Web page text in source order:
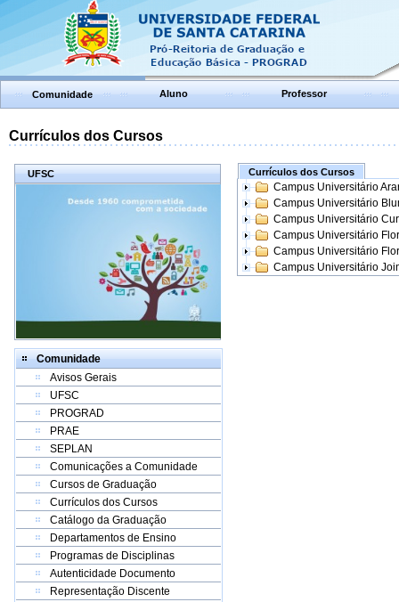
Comunidade Aluno Professor
Currículos dos Cursos
UFSC
Comunidade
Avisos Gerais
UFSC
PROGRAD
PRAE
SEPLAN
Comunicações a Comunidade
Cursos de Graduação
Currículos dos Cursos
Catálogo da Graduação
Departamentos de Ensino
Programas de Disciplinas
Autenticidade Documento
Representação Discente
Currículos dos Cursos
Campus Universitário
Campus Universitário
Campus Universitário
Campus Universitário
Campus Universitário
Campus Universitário